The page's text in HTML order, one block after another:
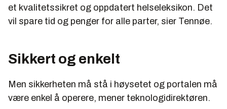
et kvalitetssikret og oppdatert helseleksikon. Det
vil spare tid og penger for alle parter, sier Tennøe.
Sikkert og enkelt
Men sikkerheten må stå i høysetet og portalen må
være enkel å operere, mener teknologidirektøren.